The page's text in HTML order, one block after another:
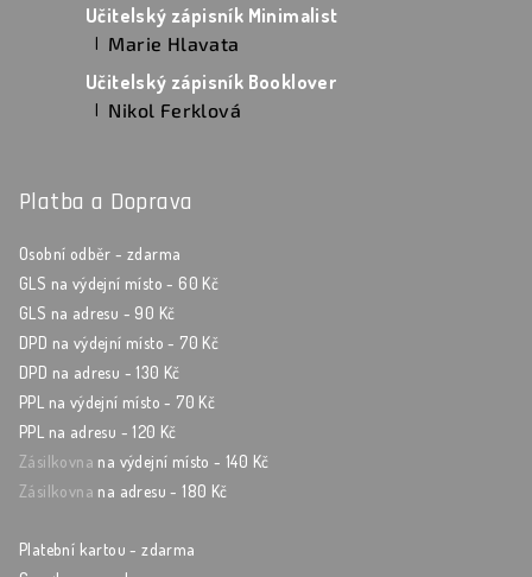
Učitelský zápisník Minimalist
Hodnocení produktu je 5 z 5 hvězdiček.
| Marie Hlavata
Učitelský zápisník Booklover
Hodnocení produktu je 5 z 5 hvězdiček.
| Nikol Ferklová
Platba a Doprava
Osobní odběr - zdarma
GLS na výdejní místo - 60 Kč
GLS na adresu - 90 Kč
DPD na výdejní místo - 70 Kč
DPD na adresu - 130 Kč
PPL na výdejní místo - 70 Kč
PPL na adresu - 120 Kč
Zásilkovna na výdejní místo - 140 Kč
Zásilkovna na adresu - 180 Kč
Platební kartou - zdarma